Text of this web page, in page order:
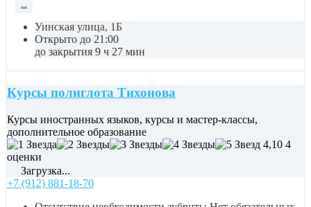
...
Уинская улица, 1Б
Открыто до 21:00
до закрытия 9 ч 27 мин
Курсы полиглота Тихонова
Курсы иностранных языков, курсы и мастер-классы,
дополнительное образование
4,10 4
оценки
Загрузка...
+7 (912) 881-18-70